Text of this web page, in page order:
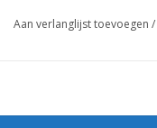
Aan verlanglijst toevoegen /